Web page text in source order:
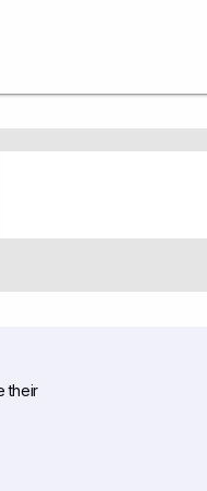
their